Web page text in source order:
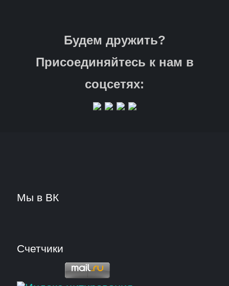
Будем дружить?
Присоединяйтесь к нам в
соцсетях:
Мы в ВК
Счетчики